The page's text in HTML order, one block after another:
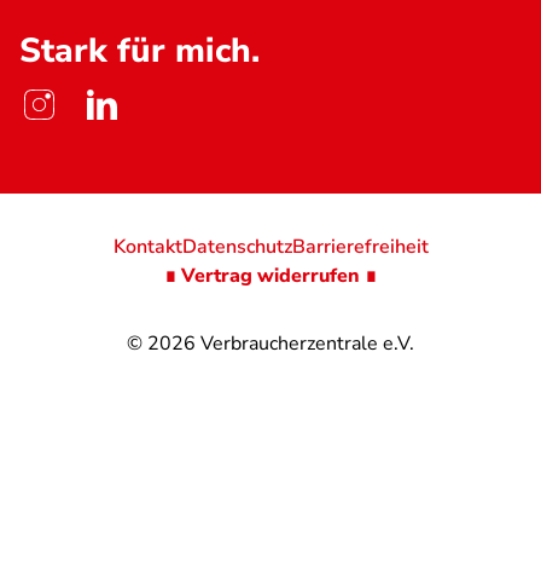
Stark für mich.
© 2026 Verbraucherzentrale e.V.
KontaktDatenschutzBarrierefreiheit
∎ Vertrag widerrufen ∎